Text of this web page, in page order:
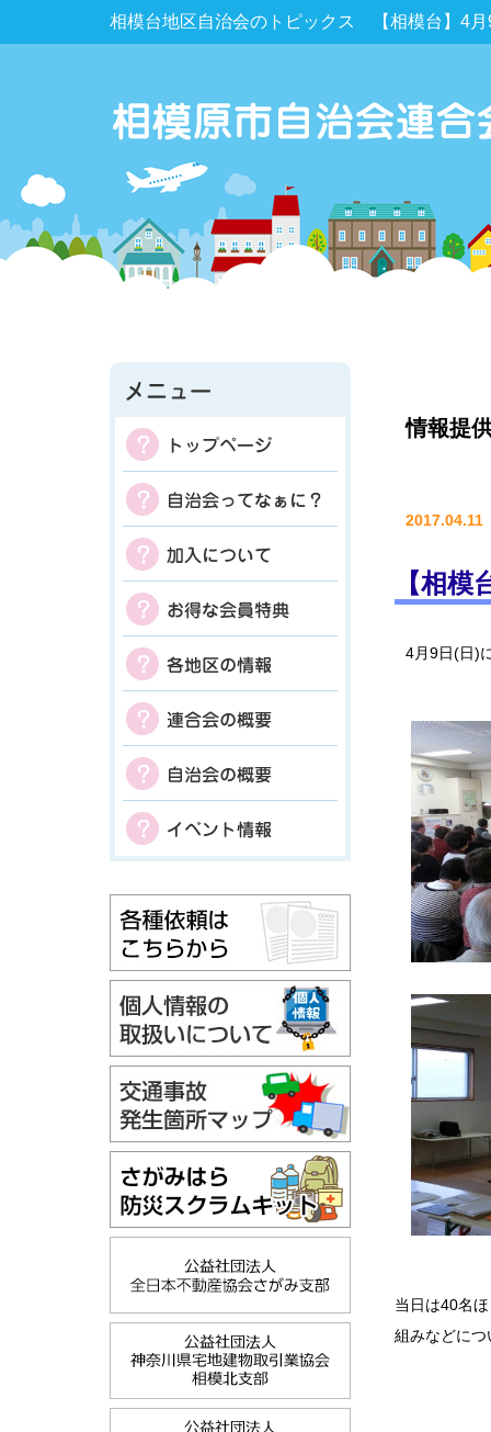
相模台地区自治会のトピックス 【相模台】4
情報提
2017.04.11
【相
4月9日(日)
当日は40名
組みなどに